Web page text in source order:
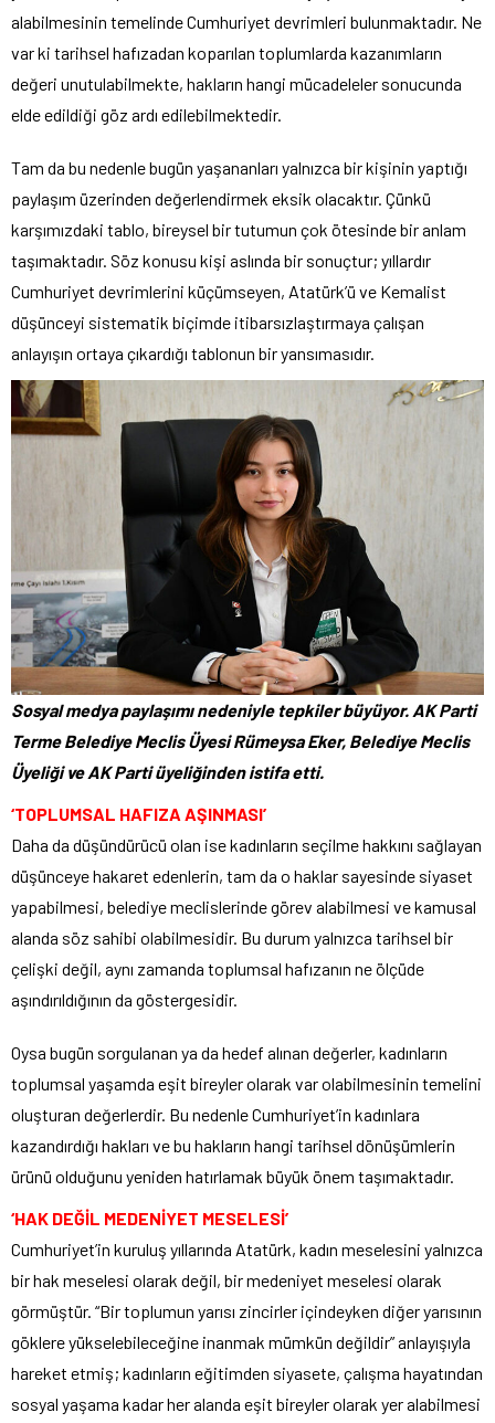
alabilmesinin temelinde Cumhuriyet devrimleri bulunmaktadır. Ne
var ki tarihsel hafızadan koparılan toplumlarda kazanımların
değeri unutulabilmekte, hakların hangi mücadeleler sonucunda
elde edildiği göz ardı edilebilmektedir.
Tam da bu nedenle bugün yaşananları yalnızca bir kişinin yaptığı
paylaşım üzerinden değerlendirmek eksik olacaktır. Çünkü
karşımızdaki tablo, bireysel bir tutumun çok ötesinde bir anlam
taşımaktadır. Söz konusu kişi aslında bir sonuçtur; yıllardır
Cumhuriyet devrimlerini küçümseyen, Atatürk’ü ve Kemalist
düşünceyi sistematik biçimde itibarsızlaştırmaya çalışan
anlayışın ortaya çıkardığı tablonun bir yansımasıdır.
Sosyal medya paylaşımı nedeniyle tepkiler büyüyor. AK Parti
Terme Belediye Meclis Üyesi Rümeysa Eker, Belediye Meclis
Üyeliği ve AK Parti üyeliğinden istifa etti.
‘TOPLUMSAL HAFIZA AŞINMASI’
Daha da düşündürücü olan ise kadınların seçilme hakkını sağlayan
düşünceye hakaret edenlerin, tam da o haklar sayesinde siyaset
yapabilmesi, belediye meclislerinde görev alabilmesi ve kamusal
alanda söz sahibi olabilmesidir. Bu durum yalnızca tarihsel bir
çelişki değil, aynı zamanda toplumsal hafızanın ne ölçüde
aşındırıldığının da göstergesidir.
Oysa bugün sorgulanan ya da hedef alınan değerler, kadınların
toplumsal yaşamda eşit bireyler olarak var olabilmesinin temelini
oluşturan değerlerdir. Bu nedenle Cumhuriyet’in kadınlara
kazandırdığı hakları ve bu hakların hangi tarihsel dönüşümlerin
ürünü olduğunu yeniden hatırlamak büyük önem taşımaktadır.
‘HAK DEĞİL MEDENİYET MESELESİ’
Cumhuriyet’in kuruluş yıllarında Atatürk, kadın meselesini yalnızca
bir hak meselesi olarak değil, bir medeniyet meselesi olarak
görmüştür. “Bir toplumun yarısı zincirler içindeyken diğer yarısının
göklere yükselebileceğine inanmak mümkün değildir” anlayışıyla
hareket etmiş; kadınların eğitimden siyasete, çalışma hayatından
sosyal yaşama kadar her alanda eşit bireyler olarak yer alabilmesi